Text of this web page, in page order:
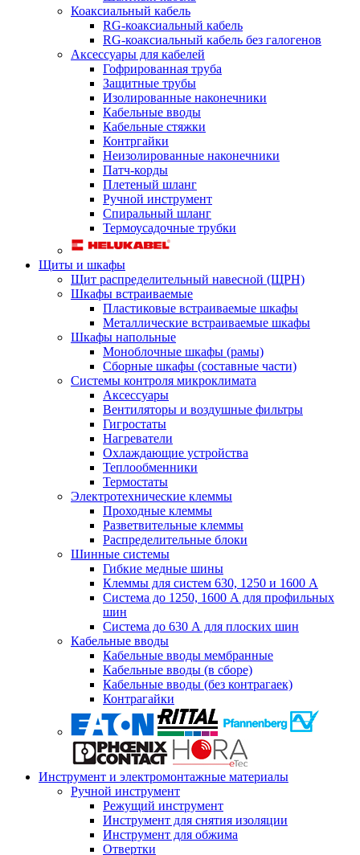
Коаксиальный кабель
RG-коаксиальный кабель
RG-коаксиальный кабель без галогенов
Аксессуары для кабелей
Гофрированная труба
Защитные трубы
Изолированные наконечники
Кабельные вводы
Кабельные стяжки
Контргайки
Неизолированные наконечники
Патч-корды
Плетеный шланг
Ручной инструмент
Спиральный шланг
Термоусадочные трубки
Щиты и шкафы
Щит распределительный навесной (ЩРН)
Шкафы встраиваемые
Пластиковые встраиваемые шкафы
Металлические встраиваемые шкафы
Шкафы напольные
Моноблочные шкафы (рамы)
Сборные шкафы (составные части)
Системы контроля микроклимата
Аксессуары
Вентиляторы и воздушные фильтры
Гигростаты
Нагреватели
Охлаждающие устройства
Теплообменники
Термостаты
Электротехнические клеммы
Проходные клеммы
Разветвительные клеммы
Распределительные блоки
Шинные системы
Гибкие медные шины
Клеммы для систем 630, 1250 и 1600 А
Система до 1250, 1600 А для профильных
шин
Система до 630 А для плоских шин
Кабельные вводы
Кабельные вводы мембранные
Кабельные вводы (в сборе)
Кабельные вводы (без контрагаек)
Контрагайки
Инструмент и электромонтажные материалы
Ручной инструмент
Режущий инструмент
Инструмент для снятия изоляции
Инструмент для обжима
Отвертки